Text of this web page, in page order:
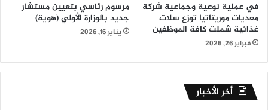
في عملية نوعية وجماعية شركة
معديات موريتاتيا توزع سلات
غذائية شملت كافة الموظفين
فبراير 26, 2026
مرسوم رئاسي بتعيين مستشار
جديد بالوزارة الأولي (هوية)
يناير 16, 2026
أخر الأخبار